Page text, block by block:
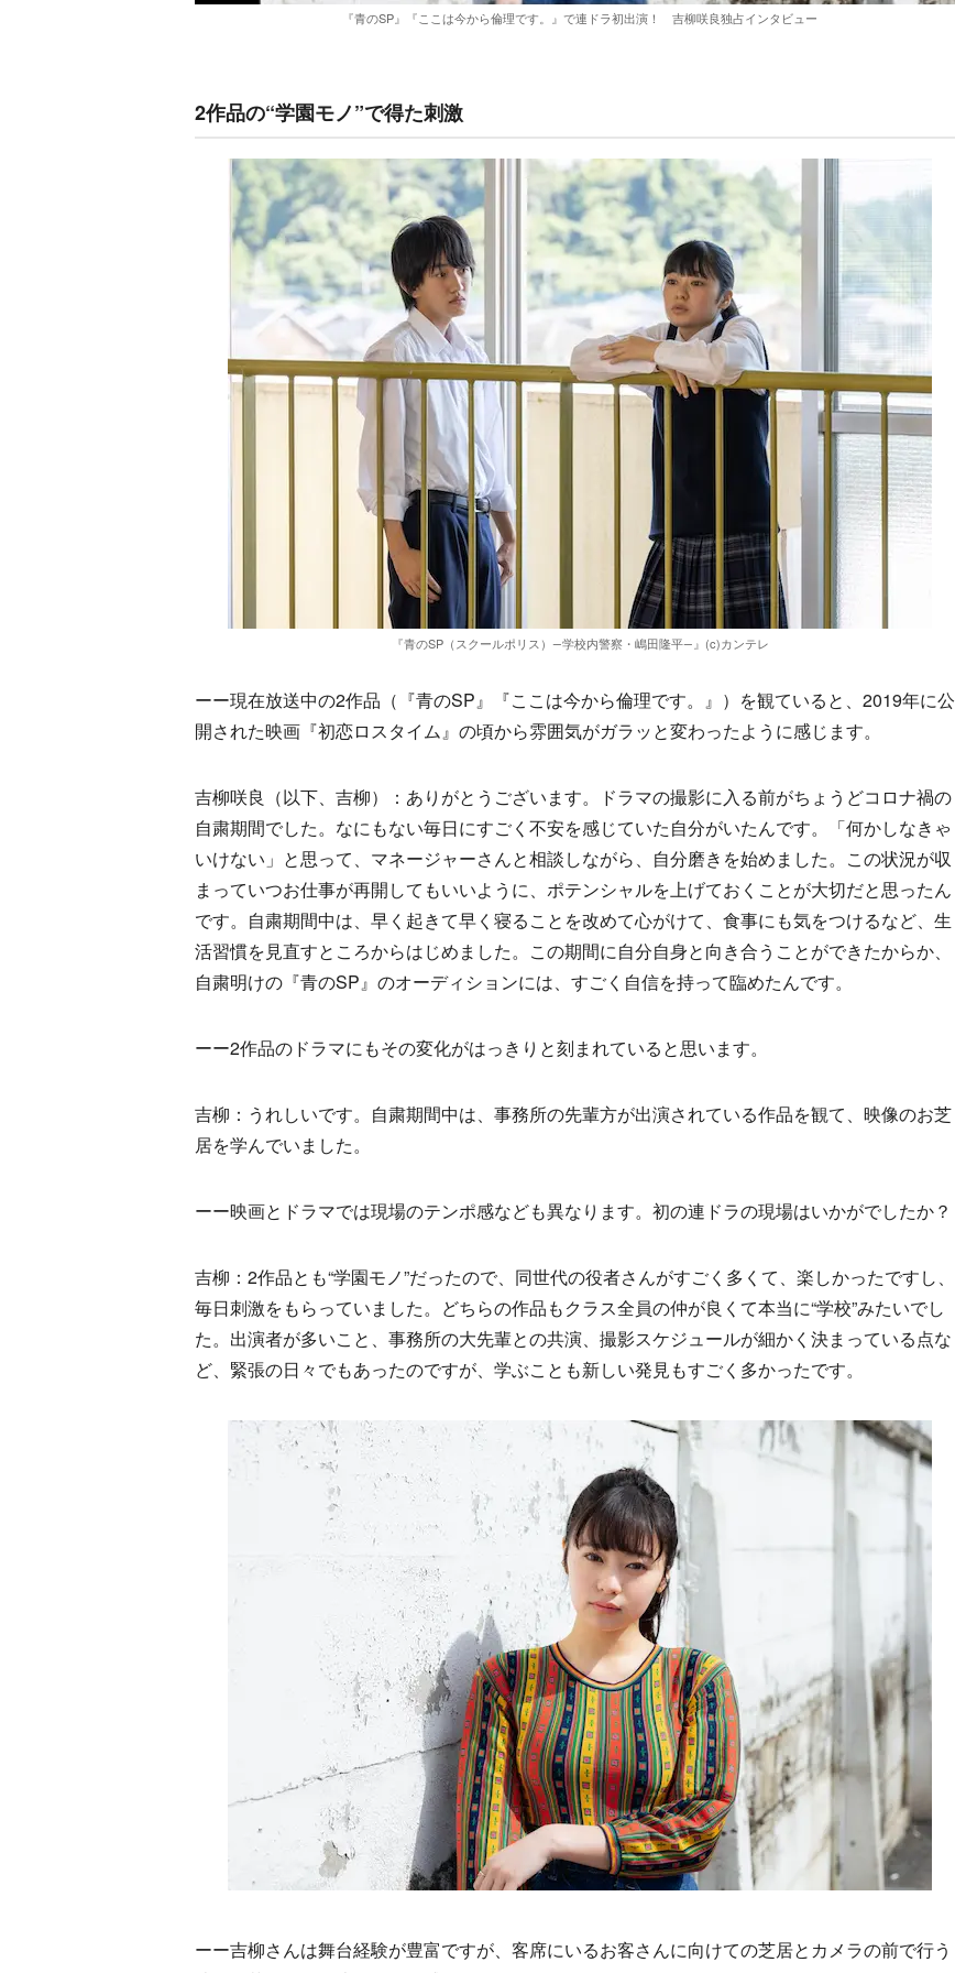
『青のSP』『ここは今から倫理です。』で連ドラ初出演！ 吉柳咲良独占インタビュー
2作品の“学園モノ”で得た刺激
『青のSP（スクールポリス）―学校内警察・嶋田隆平―』(c)カンテレ
ーー現在放送中の2作品（『青のSP』『ここは今から倫理です。』）を観ていると、2019年に公
開された映画『初恋ロスタイム』の頃から雰囲気がガラッと変わったように感じます。
吉柳咲良（以下、吉柳）：ありがとうございます。ドラマの撮影に入る前がちょうどコロナ禍の
自粛期間でした。なにもない毎日にすごく不安を感じていた自分がいたんです。「何かしなきゃ
いけない」と思って、マネージャーさんと相談しながら、自分磨きを始めました。この状況が収
まっていつお仕事が再開してもいいように、ポテンシャルを上げておくことが大切だと思ったん
です。自粛期間中は、早く起きて早く寝ることを改めて心がけて、食事にも気をつけるなど、生
活習慣を見直すところからはじめました。この期間に自分自身と向き合うことができたからか、
自粛明けの『青のSP』のオーディションには、すごく自信を持って臨めたんです。
ーー2作品のドラマにもその変化がはっきりと刻まれていると思います。
吉柳：うれしいです。自粛期間中は、事務所の先輩方が出演されている作品を観て、映像のお芝
居を学んでいました。
ーー映画とドラマでは現場のテンポ感なども異なります。初の連ドラの現場はいかがでしたか？
吉柳：2作品とも“学園モノ”だったので、同世代の役者さんがすごく多くて、楽しかったですし、
毎日刺激をもらっていました。どちらの作品もクラス全員の仲が良くて本当に“学校”みたいでし
た。出演者が多いこと、事務所の大先輩との共演、撮影スケジュールが細かく決まっている点な
ど、緊張の日々でもあったのですが、学ぶことも新しい発見もすごく多かったです。
ーー吉柳さんは舞台経験が豊富ですが、客席にいるお客さんに向けての芝居とカメラの前で行う